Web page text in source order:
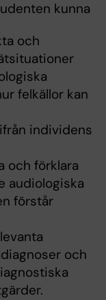
kunna
och
felkällor kan
individens
och förklara
audiologiska
förstår
och